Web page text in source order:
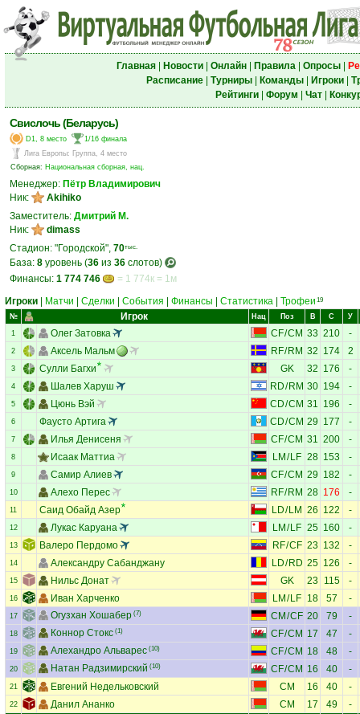
Главная| Новости| Онлайн| Правила| Опросы|
Расписание| Турниры| Команды| Игроки|
Рейтинги| Форум Чат|
Свислочь (Беларусь)
D1, 8 место
1/16 финала
Лига Европы: Группа, 4 место
Сборная: Национальная сборная, нац.
Менеджер: Пётр Владимирович
Ник:
Akihiko
Заместитель: Дмитрий М.
Ник:
dimass
Стадион: "Городской", 70тыс.
База: 8 уровень (36 из 36 слотов)
Финансы: 1 774 746
= 1 774к = 1м
Игроки
Матчи Сделки События Финансы Статистика Трофеи 19
№ Игрок Нац Поз В С У
1 Олег Затовка CF/CM 33 210 -
2 Аксель Мальм RF/ RM 32 174 2
3 Сулли Багхи GK 32 176 -
4 Шалев Харуш RD/ RM 30 194 -
5 Цюнь Вэй CD/CM 31 196 -
6 Фаусто Артига CD/CM 29 177 -
7 Илья Денисеня CF/CM 31 200 -
8 Исаак Маттиа LM / LF 28 153 -
9 Самир Алиев CF/CM 29 182 -
10 Алехо Перес RF/ RM 28 176 -
11 Саид Обайд Азер LD/ LM 26 122 -
12 Лукас Каруана LM / LF 25 160 -
13 Валеро Пердомо RF/CF 23 132 -
14 Александру Сабанджану LD/RD 25 126 -
15 Нильс Донат GK 23 115 -
16 Иван Харченко LM / LF 18 57 -
17 Огузхан Хошабер (7) CM /CF 20 79 -
18 Коннор Стокс (1) CF/CM 17 47 -
19 Алехандро Альварес (10) CF/CM 18 48 -
20 Натан Радзимирский (10) CF/CM 16 40 -
21 Евгений Недельковский CM 16 40 -
22 Данил Ананко CM 17 49 -